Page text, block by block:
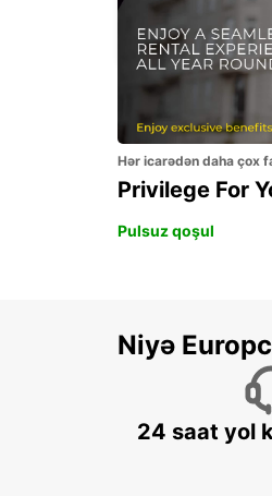
SAN
Hər icarədən daha çox
Privilege For
Pulsuz qoşul
Niyə
24 saat yol